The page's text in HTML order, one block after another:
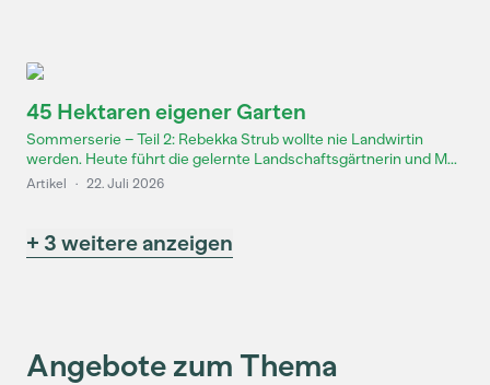
45 Hektaren eigener Garten
Sommerserie – Teil 2: Rebekka Strub wollte nie Landwirtin
werden. Heute führt die gelernte Landschaftsgärtnerin und M...
Artikel · 22. Juli 2026
+ 3 weitere anzeigen
Angebote zum Thema